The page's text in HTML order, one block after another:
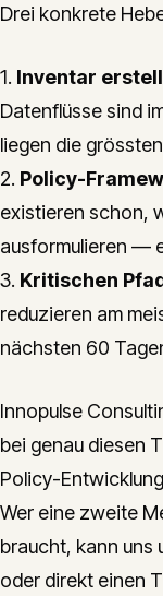
Drei konkrete
1. Inventar
Datenflüsse sind
liegen die
2. Policy-
existieren schon,
ausformulieren —
3. Kritischen
reduzieren am
nächsten 60
Innopulse
bei genau diesen
Policy-
Wer eine zweite
braucht, kann uns
oder direkt einen